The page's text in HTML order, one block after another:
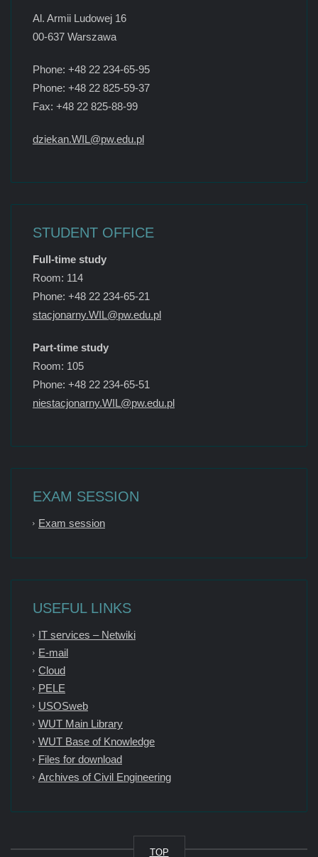
Al. Armii Ludowej 16
00-637 Warszawa
Phone: +48 22 234-65-95
Phone: +48 22 825-59-37
Fax: +48 22 825-88-99
dziekan.WIL@pw.edu.pl
STUDENT OFFICE
Full-time study
Room: 114
Phone: +48 22 234-65-21
stacjonarny.WIL@pw.edu.pl
Part-time study
Room: 105
Phone: +48 22 234-65-51
niestacjonarny.WIL@pw.edu.pl
EXAM SESSION
Exam session
USEFUL LINKS
IT services – Netwiki
E-mail
Cloud
PELE
USOSweb
WUT Main Library
WUT Base of Knowledge
Files for download
Archives of Civil Engineering
TOP